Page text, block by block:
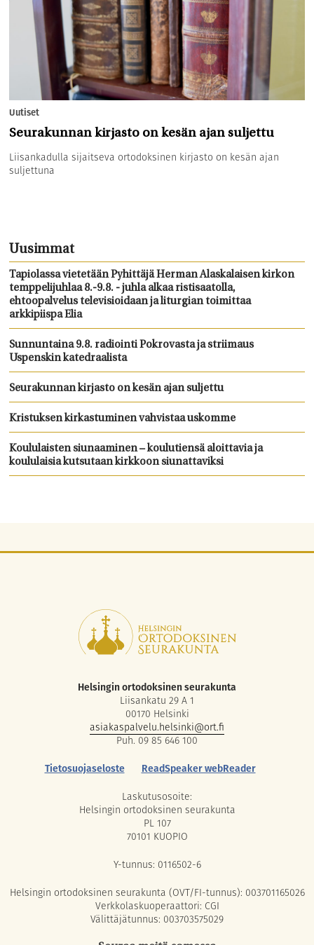
Uutiset
Seurakunnan kirjasto on kesän ajan suljettu
Liisankadulla sijaitseva ortodoksinen kirjasto on kesän ajan
suljettuna
Uusimmat
Tapiolassa vietetään Pyhittäjä Herman Alaskalaisen kirkon
temppelijuhlaa 8.-9.8. - juhla alkaa ristisaatolla,
ehtoopalvelus televisioidaan ja liturgian toimittaa
arkkipiispa Elia
Sunnuntaina 9.8. radiointi Pokrovasta ja striimaus
Uspenskin katedraalista
Seurakunnan kirjasto on kesän ajan suljettu
Kristuksen kirkastuminen vahvistaa uskomme
Koululaisten siunaaminen – koulutiensä aloittavia ja
koululaisia kutsutaan kirkkoon siunattaviksi
Helsingin ortodoksinen seurakunta
Liisankatu 29 A 1
00170 Helsinki
asiakaspalvelu.helsinki@ort.fi
Puh. 09 85 646 100
Tietosuojaseloste
ReadSpeaker webReader
Laskutusosoite:
Helsingin ortodoksinen seurakunta
PL 107
70101 KUOPIO
Y-tunnus: 0116502-6
Helsingin ortodoksinen seurakunta (OVT/FI-tunnus): 003701165026
Verkkolaskuoperaattori: CGI
Välittäjätunnus: 003703575029